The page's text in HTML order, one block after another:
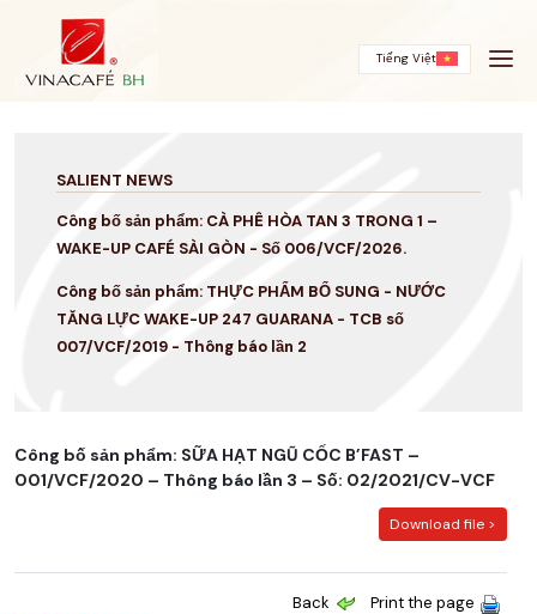
Tiếng Việt
SALIENT NEWS
Công bố sản phẩm: CÀ PHÊ HÒA TAN 3 TRONG 1 –
WAKE-UP CAFÉ SÀI GÒN - Số 006/VCF/2026.
Công bố sản phẩm: THỰC PHẨM BỔ SUNG - NƯỚC
TĂNG LỰC WAKE-UP 247 GUARANA - TCB số
007/VCF/2019 - Thông báo lần 2
Công bố sản phẩm: SỮA HẠT NGŨ CỐC B’FAST –
001/VCF/2020 – Thông báo lần 3 – Số: 02/2021/CV-VCF
Download file >
Back Print the page